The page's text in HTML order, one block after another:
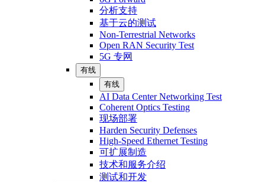
分析支持
基于云的测试
Non-Terrestrial Networks
Open RAN Security Test
5G 专网
有线
有线
AI Data Center Networking Test
Coherent Optics Testing
现场部署
Harden Security Defenses
High-Speed Ethernet Testing
可扩展制造
技术和服务介绍
测试和开发